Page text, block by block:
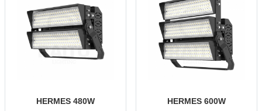
HERMES 480W HERMES 600W